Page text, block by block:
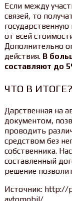
Если между
связей, то
государственную
от всей
Дополнительно
действия. В
составляют до
ЧТО В ИТОГЕ?
Дарственная на
документом,
проводить
средством без
собственника.
составленный
решение
Источник: http://